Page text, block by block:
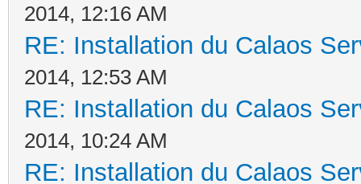
2014, 12:16 AM
RE: Installation du Calaos
2014, 12:53 AM
RE: Installation du Calaos
2014, 10:24 AM
RE: Installation du Calaos